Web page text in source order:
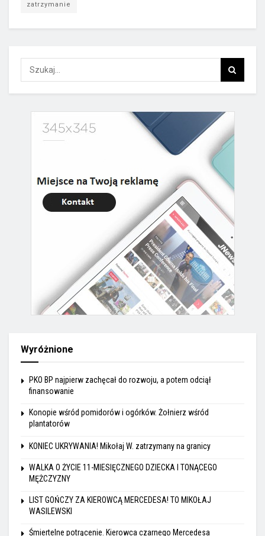
zatrzymanie
Wyróżnione
PKO BP najpierw zachęcał do rozwoju, a potem odciął
finansowanie
Konopie wśród pomidorów i ogórków. Żołnierz wśród
plantatorów
KONIEC UKRYWANIA! Mikołaj W. zatrzymany na granicy
WALKA O ŻYCIE 11-MIESIĘCZNEGO DZIECKA I TONĄCEGO
MĘŻCZYZNY
LIST GOŃCZY ZA KIEROWCĄ MERCEDESA! TO MIKOŁAJ
WASILEWSKI
Śmiertelne potrącenie. Kierowca czarnego Mercedesa